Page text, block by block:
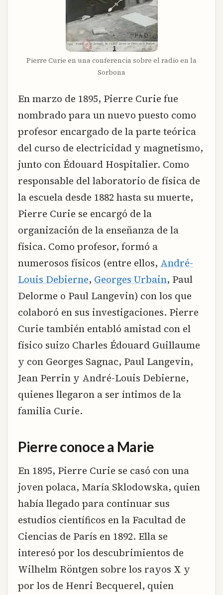
Pierre Curie en una conferencia sobre el radio en la
Sorbona
En marzo de 1895, Pierre Curie fue
nombrado para un nuevo puesto como
profesor encargado de la parte teórica
del curso de electricidad y magnetismo,
junto con Édouard Hospitalier. Como
responsable del laboratorio de física de
la escuela desde 1882 hasta su muerte,
Pierre Curie se encargó de la
organización de la enseñanza de la
física. Como profesor, formó a
numerosos físicos (entre ellos, André-
Louis Debierne, Georges Urbain, Paul
Delorme o Paul Langevin) con los que
colaboró en sus investigaciones. Pierre
Curie también entabló amistad con el
físico suizo Charles Édouard Guillaume
y con Georges Sagnac, Paul Langevin,
Jean Perrin y André-Louis Debierne,
quienes llegaron a ser íntimos de la
familia Curie.
Pierre conoce a Marie
En 1895, Pierre Curie se casó con una
joven polaca, María Sklodowska, quien
había llegado para continuar sus
estudios científicos en la Facultad de
Ciencias de París en 1892. Ella se
interesó por los descubrimientos de
Wilhelm Röntgen sobre los rayos X y
por los de Henri Becquerel, quien